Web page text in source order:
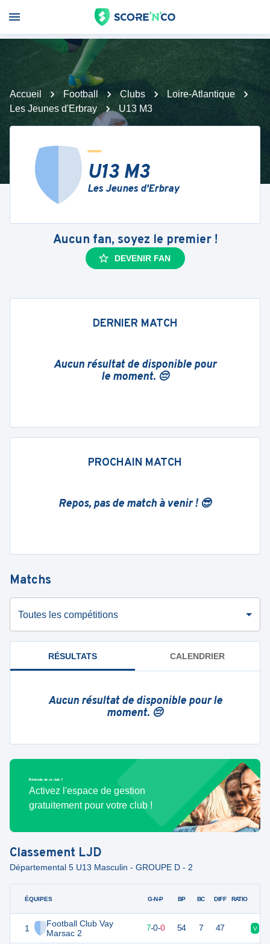
Accueil Football Clubs
Loire-Atlantique
Les Jeunes d'Erbray
U13 M3
U13 M3
Les Jeunes d'Erbray
Aucun fan, soyez le premier !
DEVENIR FAN
DERNIER MATCH
Aucun résultat de disponible pour
le moment. 😔
PROCHAIN MATCH
Repos, pas de match à venir ! 😎
Matchs
Toutes les compétitions
RÉSULTATS CALENDRIER
Aucun résultat de disponible pour le
moment. 😔
Bénévole de ce club ?
Activez l'espace de gestion
gratuitement pour votre club !
Classement LJD
Départemental 5 U13 Masculin - GROUPE D - 2
ÉQUIPES
1
Football Club Vay
Marsac 2
G-N-P BP BC DIFF RATIO
21 7-0-0 54 7 47 V